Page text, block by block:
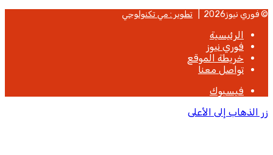
© فوري نيوز2026 | تطوير : مي تكنولوجي
الرئيسية
فوري نيوز
خريطة الموقع
تواصل معنا
فيسبوك
زر الذهاب إلى الأعلى